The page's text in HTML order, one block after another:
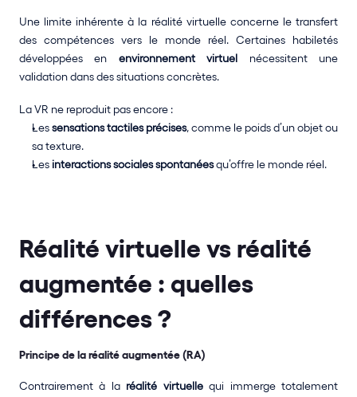
Une limite inhérente à la réalité virtuelle concerne le transfert
des compétences vers le monde réel. Certaines habiletés
développées en environnement virtuel nécessitent une
validation dans des situations concrètes.
La VR ne reproduit pas encore :
Les sensations tactiles précises, comme le poids d’un objet ou
sa texture.
Les interactions sociales spontanées qu’offre le monde réel.
Réalité virtuelle vs réalité
augmentée : quelles
différences ?
Principe de la réalité augmentée (RA)
Contrairement à la réalité virtuelle qui immerge totalement